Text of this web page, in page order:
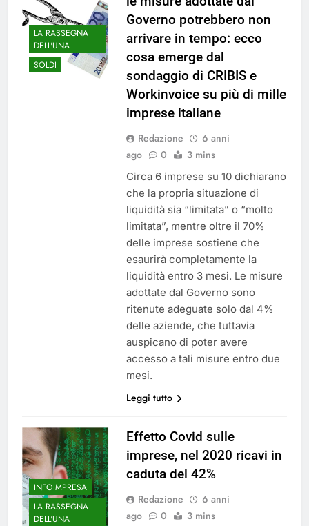
LA RASSEGNA
DELL'UNA
SOLDI
Governo potrebbero non
arrivare in tempo: ecco
cosa emerge dal
sondaggio di CRIBIS e
Workinvoice su più di mille
imprese italiane
Redazione
6 anni
ago
0 3 mins
Circa 6 imprese su 10 dichiarano
che la propria situazione di
liquidità sia “limitata” o “molto
limitata”, mentre oltre il 70%
delle imprese sostiene che
esaurirà completamente la
liquidità entro 3 mesi. Le misure
adottate dal Governo sono
ritenute adeguate solo dal 4%
delle aziende, che tuttavia
auspicano di poter avere
accesso a tali misure entro due
mesi.
Leggi tutto
INFOIMPRESA
LA RASSEGNA
DELL'UNA
Effetto Covid sulle
imprese, nel 2020 ricavi in
caduta del 42%
Redazione
6 anni
ago
0 3 mins